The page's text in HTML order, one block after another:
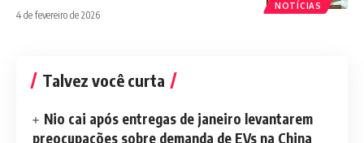
NOTÍCIAS
4 de fevereiro de 2026
Talvez você curta
Nio cai após entregas de janeiro levantarem
preocupações sobre demanda de EVs na China